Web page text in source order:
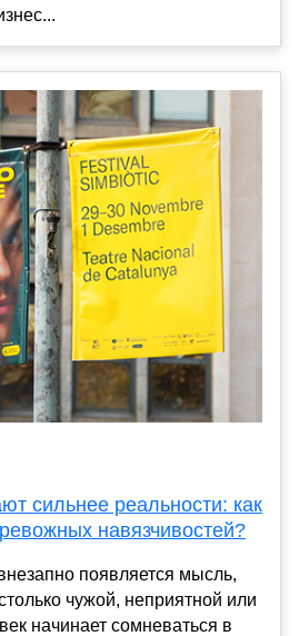
сильнее реальности: как
навязчивостей?
появляется мысль,
чужой, неприятной или
начинает сомневаться в